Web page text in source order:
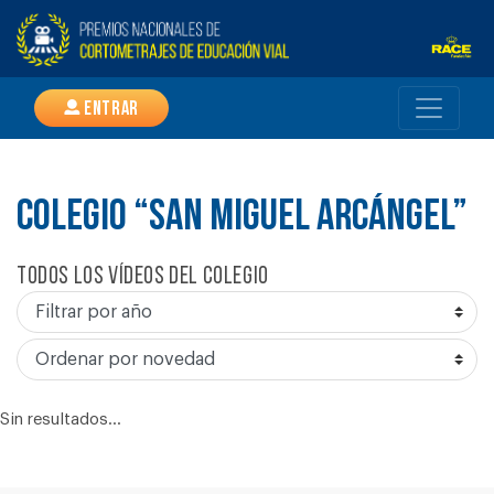
Entrar
COLEGIO “SAN MIGUEL ARCÁNGEL”
Todos los vídeos del colegio
Sin resultados...